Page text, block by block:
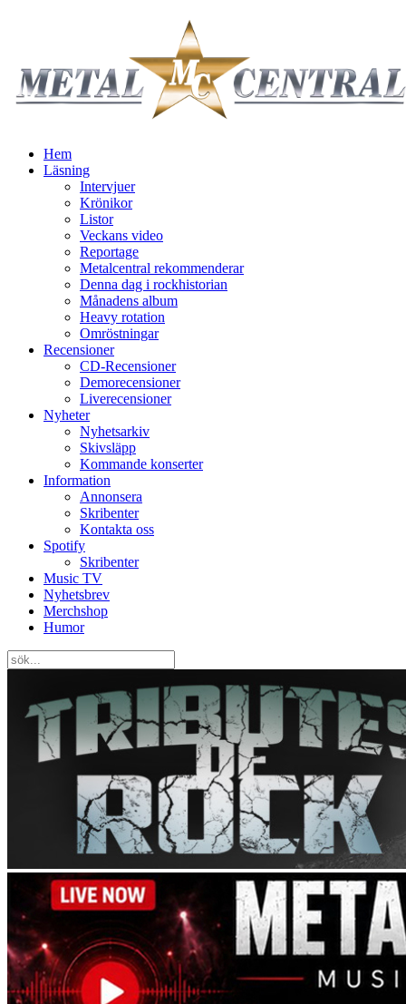
Hem
Läsning
Intervjuer
Krönikor
Listor
Veckans video
Reportage
Metalcentral rekommenderar
Denna dag i rockhistorian
Månadens album
Heavy rotation
Omröstningar
Recensioner
CD-Recensioner
Demorecensioner
Liverecensioner
Nyheter
Nyhetsarkiv
Skivsläpp
Kommande konserter
Information
Annonsera
Skribenter
Kontakta oss
Spotify
Skribenter
Music TV
Nyhetsbrev
Merchshop
Humor